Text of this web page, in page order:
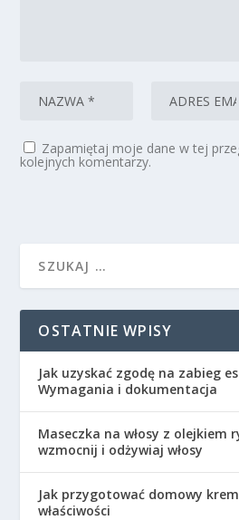
Zapamiętaj moje dane w tej
kolejnych komentarzy.
OSTATNIE WPISY
Jak uzyskać zgodę na zabieg
Wymagania i dokumentacja
Maseczka na włosy z olejkiem
wzmocnij i odżywiaj włosy
Jak przygotować domowy
właściwości